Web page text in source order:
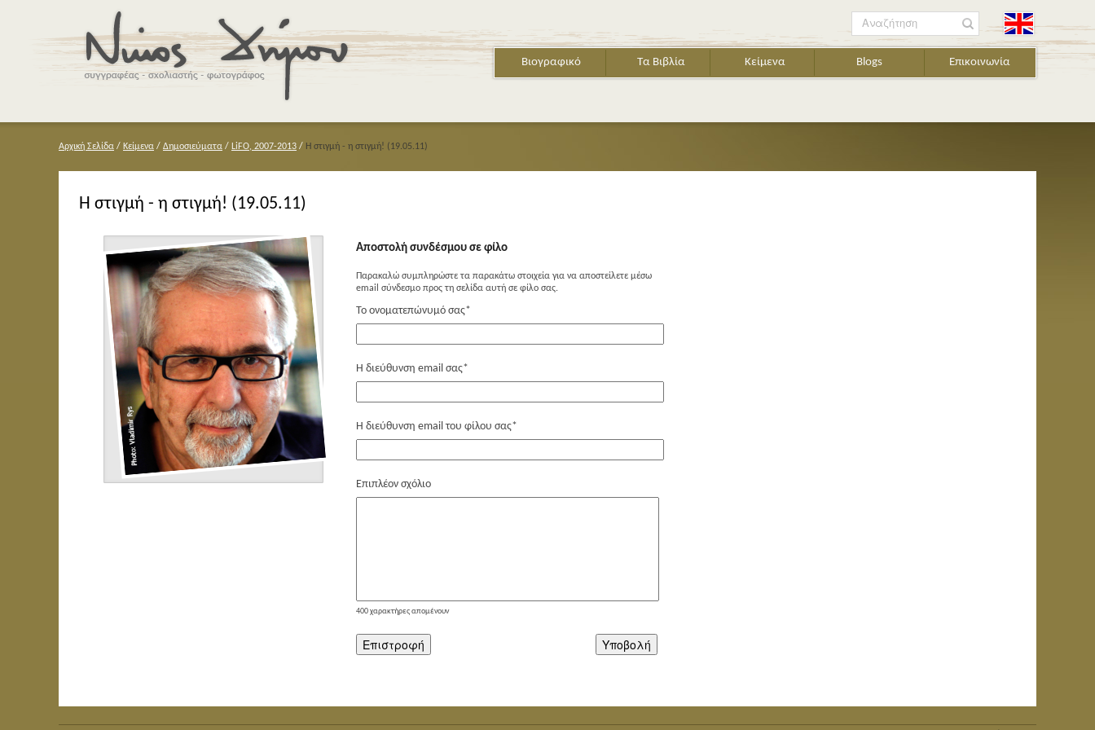
Βιογραφικό Τα Βιβλία Κείμενα Blogs Επικοινωνία
Αναζήτηση
Αρχική Σελίδα / Κείμενα / Δημοσιεύματα / LiFO, 2007-2013 / Η στιγμή - η στιγμή! (19.05.11)
Η στιγμή - η στιγμή! (19.05.11)
Αποστολή συνδέσμου σε φίλο
Παρακαλώ συμπληρώστε τα παρακάτω στοιχεία για να αποστείλετε μέσω
email σύνδεσμο προς τη σελίδα αυτή σε φίλο σας.
Το ονοματεπώνυμό σας*
Η διεύθυνση email σας*
Η διεύθυνση email του φίλου σας*
Επιπλέον σχόλιο
400χαρακτήρες απομένουν